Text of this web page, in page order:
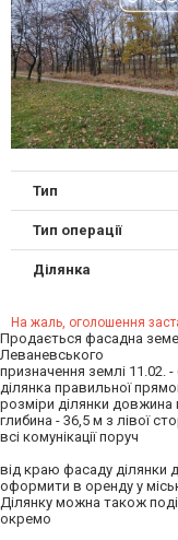
Тип
Тип операції
Ділянка
На жаль, оголошення
Продається фасадна
Леваневського
призначення землі 11.02.
ділянка правильної
розміри ділянки довжина
глибина - 36,5 м з лівої
всі комунікації поруч
від краю фасаду ділянки
оформити в оренду у
Ділянку можна також
окремо